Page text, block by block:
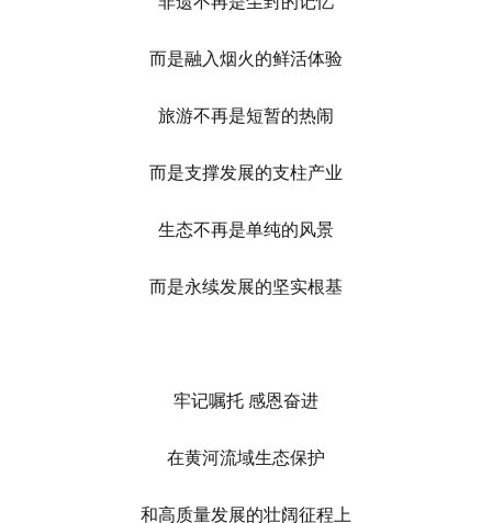
而是融入烟火的鲜活体验
旅游不再是短暂的热闹
而是支撑发展的支柱产业
生态不再是单纯的风景
而是永续发展的坚实根基
牢记嘱托 感恩奋进
在黄河流域生态保护
和高质量发展的壮阔征程上